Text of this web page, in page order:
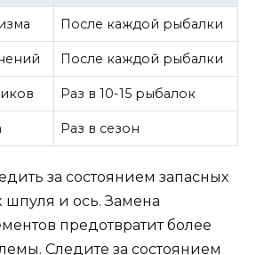
После каждой рыбалки
После каждой рыбалки
Раз в 10-15 рыбалок
Раз в сезон
за состоянием запасных
шпуля и ось. Замена
предотвратит более
Следите за состоянием